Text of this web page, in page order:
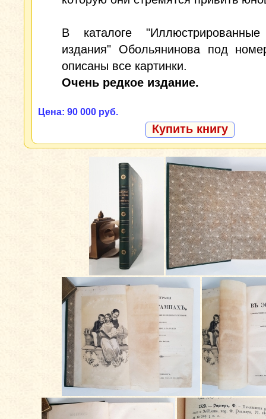
В каталоге "Иллюстрированные
издания" Обольянинова под
описаны все картинки.
Очень редкое издание.
Цена: 90 000 руб.
Купить книгу